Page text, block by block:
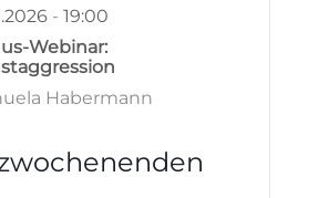
- 19:00
Webinar:
Habermann